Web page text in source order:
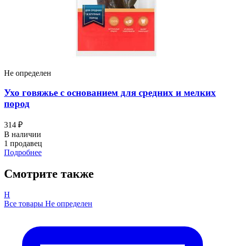
Не определен
Ухо говяжье с основанием для средних и мелких
пород
314 ₽
В наличии
1 продавец
Подробнее
Смотрите также
Н
Все товары Не определен